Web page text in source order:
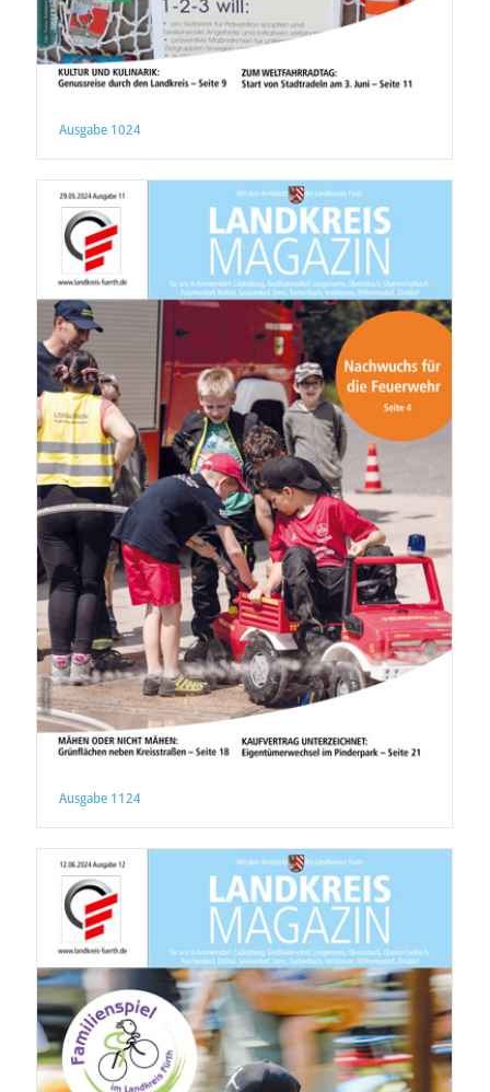
Ausgabe 1024
Ausgabe 1124